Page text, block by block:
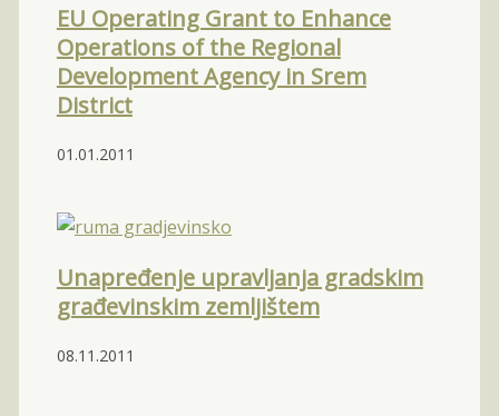
EU Operating Grant to Enhance
Operations of the Regional
Development Agency in Srem
District
01.01.2011
Unapređenje upravljanja gradskim
građevinskim zemljištem
08.11.2011